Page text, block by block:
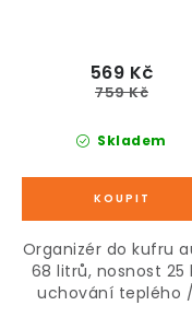
Skladem
569 Kč
759 Kč
Organizér do kufru
68 litrů, nosnost 25
uchování teplého